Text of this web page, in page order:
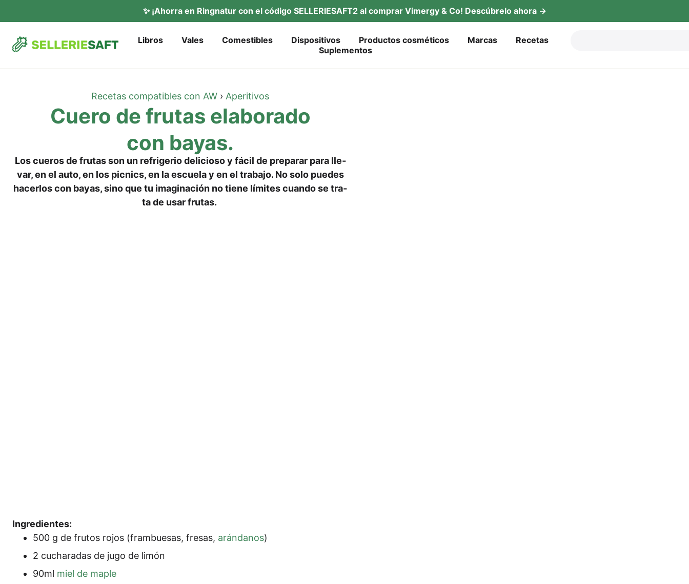
✨ ¡Ahor­ra en Ring­na­tur con el códi­go SELLERIESAFT2 al com­prar Vimer­gy & Co! Descú­b­re­lo ahora →
Libros Vales Comes­ti­bles Dis­po­si­tivos Pro­duc­tos cosméticos Mar­cas
Rece­tas
Suple­ment­os
Rece­tas com­pa­ti­bles con AW › Ape­ri­tivos
Cue­ro de fru­tas ela­bora­do
con bayas.
Los cue­ros de fru­tas son un ref­ri­ge­rio deli­cio­so y fácil de pre­parar para lle­
var, en el auto, en los pic­nics, en la escue­la y en el tra­ba­jo. No solo pue­des
hacer­los con bayas, sino que tu ima­gi­nación no tiene lími­tes cuan­do se tra­
ta de usar frutas.
Ingre­di­en­tes:
500 g de frut­os rojos (fram­bue­sas, fre­sas, aránd­a­nos)
2 cucha­ra­das de jugo de limón
90ml miel de maple